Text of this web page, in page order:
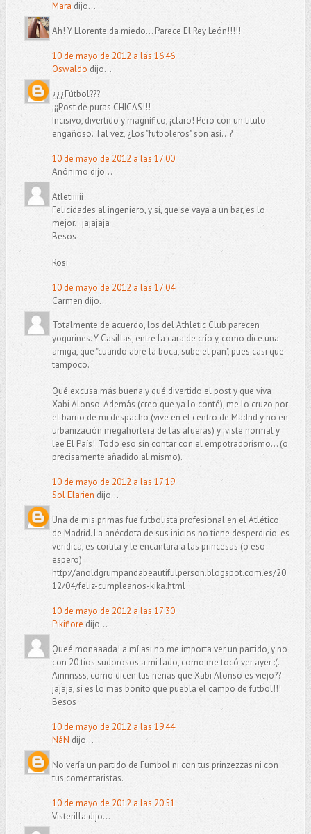
Mara dijo...
Ah! Y Llorente da miedo... Parece El Rey León!!!!!
10 de mayo de 2012 a las 16:46
Oswaldo dijo...
¿¿¿Fútbol???
¡¡¡Post de puras CHICAS!!!
Incisivo, divertido y magnífico, ¡claro! Pero con un título
engañoso. Tal vez, ¿Los "futboleros" son así...?
10 de mayo de 2012 a las 17:00
Anónimo dijo...
Atletiiiiii
Felicidades al ingeniero, y si, que se vaya a un bar, es lo
mejor...jajajaja
Besos
Rosi
10 de mayo de 2012 a las 17:04
Carmen dijo...
Totalmente de acuerdo, los del Athletic Club parecen
yogurines. Y Casillas, entre la cara de crío y, como dice una
amiga, que "cuando abre la boca, sube el pan", pues casi que
tampoco.
Qué excusa más buena y qué divertido el post y que viva
Xabi Alonso. Además (creo que ya lo conté), me lo cruzo por
el barrio de mi despacho (vive en el centro de Madrid y no en
urbanización megahortera de las afueras) y ¡viste normal y
lee El País!. Todo eso sin contar con el empotradorismo... (o
precisamente añadido al mismo).
10 de mayo de 2012 a las 17:19
Sol Elarien dijo...
Una de mis primas fue futbolista profesional en el Atlético
de Madrid. La anécdota de sus inicios no tiene desperdicio: es
verídica, es cortita y le encantará a las princesas (o eso
espero)
http://anoldgrumpandabeautifulperson.blogspot.com.es/20
12/04/feliz-cumpleanos-kika.html
10 de mayo de 2012 a las 17:30
Pikifiore dijo...
Queé monaaada! a mí asi no me importa ver un partido, y no
con 20 tios sudorosos a mi lado, como me tocó ver ayer :(.
Ainnnsss, como dicen tus nenas que Xabi Alonso es viejo??
jajaja, si es lo mas bonito que puebla el campo de futbol!!!
Besos
10 de mayo de 2012 a las 19:44
NáN dijo...
No vería un partido de Fumbol ni con tus prinzezzas ni con
tus comentaristas.
10 de mayo de 2012 a las 20:51
Visterilla dijo...